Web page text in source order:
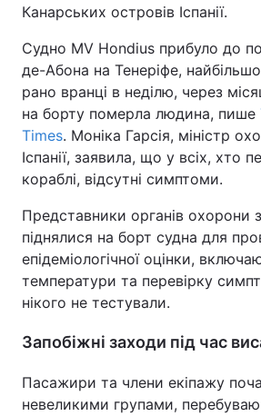
Канарських островів Іспанії.
Судно MV Hondius прибуло до
де-Абона на Тенеріфе,
рано вранці в неділю, через
на борту померла людина, пише
Times. Моніка Гарсія, міністр
Іспанії, заявила, що у всіх, хто
кораблі, відсутні симптоми.
Представники органів охорони
піднялися на борт судна для
епідеміологічної оцінки,
температури та перевірку
нікого не тестували.
Запобіжні заходи під час
Пасажири та члени екіпажу
невеликими групами,